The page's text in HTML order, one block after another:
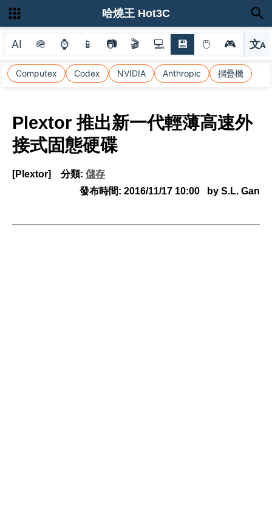
AI 🪖 ⌚ 📱 📷 🎬 💻 💾 🖱 🎮 文A
選
Computex Codex NVIDIA Anthropic 摺疊機
哈燒王 Hot3C
Plextor 推出新一代輕薄高速外
接式固態硬碟
[Plextor] 分類: 儲存
發布時間: 2016/11/17 10:00 by S.L. Gan